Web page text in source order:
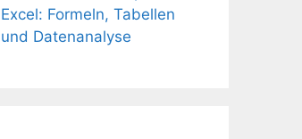
Excel: Formeln, Tabellen
und Datenanalyse